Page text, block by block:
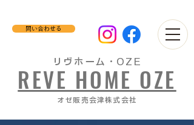
問い合わせる
リヴホーム・OZE
REVE HOME OZE
​オゼ販売会津株式会社